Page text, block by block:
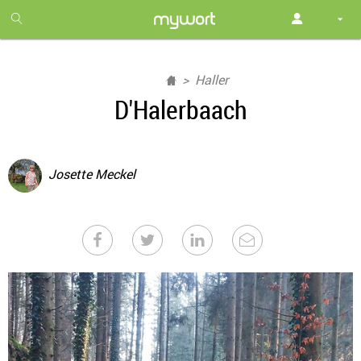
month
free
Haller
D'Halerbaach
Josette Meckel